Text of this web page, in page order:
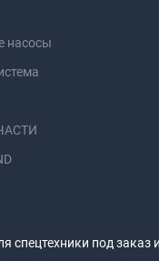
насосы
спецтехники под заказ